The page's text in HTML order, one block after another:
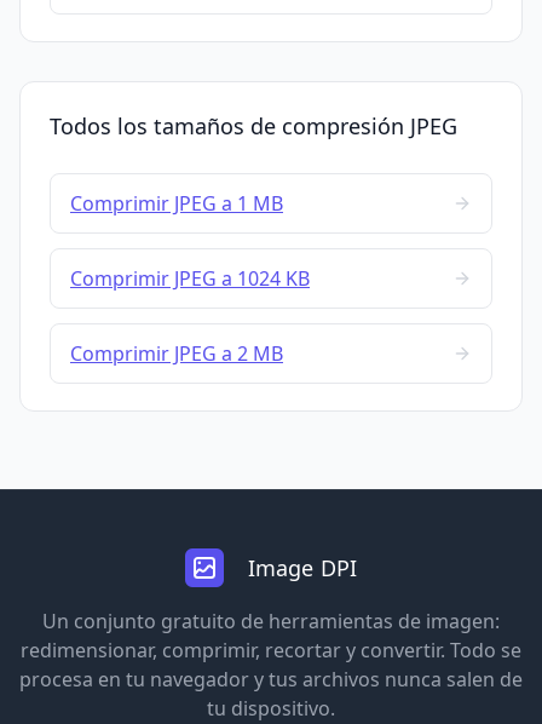
Todos los tamaños de compresión JPEG
Comprimir JPEG a 1 MB
Comprimir JPEG a 1024 KB
Comprimir JPEG a 2 MB
Image DPI
Un conjunto gratuito de herramientas de imagen:
redimensionar, comprimir, recortar y convertir. Todo se
procesa en tu navegador y tus archivos nunca salen de
tu dispositivo.